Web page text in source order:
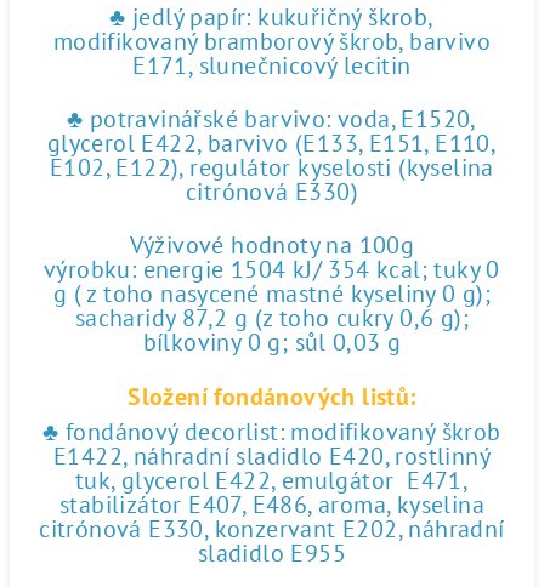
♣ jedlý papír: kukuřičný škrob,
modifikovaný bramborový škrob, barvivo
E171, slunečnicový lecitin
♣ potravinářské barvivo: voda, E1520,
glycerol E422, barvivo (E133, E151, E110,
E102, E122), regulátor kyselosti (kyselina
citrónová E330)
Výživové hodnoty na 100g
výrobku: energie 1504 kJ/ 354 kcal; tuky 0
g ( z toho nasycené mastné kyseliny 0 g);
sacharidy 87,2 g (z toho cukry 0,6 g);
bílkoviny 0 g; sůl 0,03 g
Složení fondánových listů:
♣ fondánový decorlist: modifikovaný škrob
E1422, náhradní sladidlo E420, rostlinný
tuk, glycerol E422, emulgátor E471,
stabilizátor E407, E486, aroma, kyselina
citrónová E330, konzervant E202, náhradní
sladidlo E955